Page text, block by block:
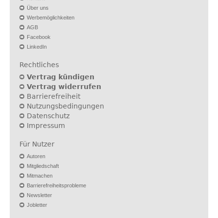
Über uns
Werbemöglichkeiten
AGB
Facebook
LinkedIn
Rechtliches
Vertrag kündigen
Vertrag widerrufen
Barrierefreiheit
Nutzungsbedingungen
Datenschutz
Impressum
Für Nutzer
Autoren
Mitgliedschaft
Mitmachen
Barrierefreiheitsprobleme
Newsletter
Jobletter